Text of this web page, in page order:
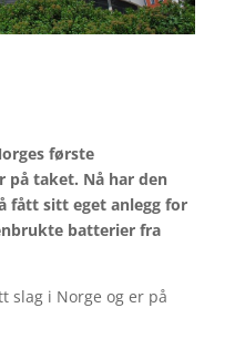
første
på taket. Nå har den
fått sitt eget anlegg for
batterier fra
slag i Norge og er på